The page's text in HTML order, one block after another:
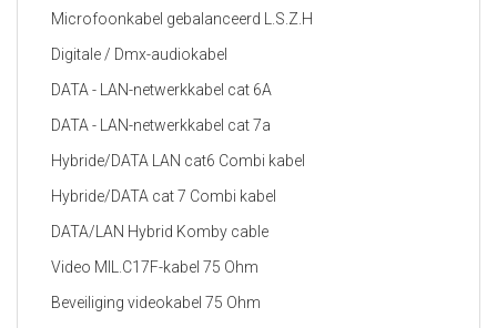
Microfoonkabel gebalanceerd L.S.Z.H
Digitale / Dmx-audiokabel
DATA - LAN-netwerkkabel cat 6A
DATA - LAN-netwerkkabel cat 7a
Hybride/DATA LAN cat6 Combi kabel
Hybride/DATA cat 7 Combi kabel
DATA/LAN Hybrid Komby cable
Video MIL.C17F-kabel 75 Ohm
Beveiliging videokabel 75 Ohm